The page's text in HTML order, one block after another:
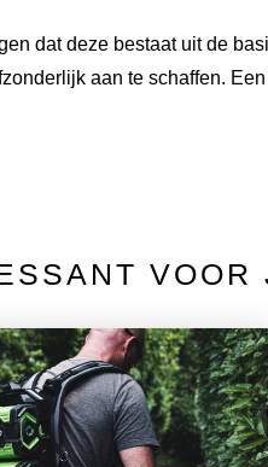
dat deze bestaat uit de
aan te schaffen.
VOOR